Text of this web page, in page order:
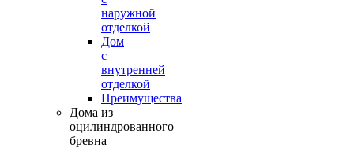
наружной
отделкой
Дом
с
внутренней
отделкой
Преимущества
Дома из
оцилиндрованного
бревна